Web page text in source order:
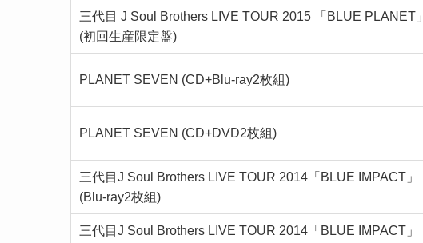
三代目 J Soul Brothers LIVE TOUR 2015 「BLUE PLANET」
(初回生産限定盤)
PLANET SEVEN (CD+Blu-ray2枚組)
PLANET SEVEN (CD+DVD2枚組)
三代目J Soul Brothers LIVE TOUR 2014「BLUE IMPACT」
(Blu-ray2枚組)
三代目J Soul Brothers LIVE TOUR 2014「BLUE IMPACT」